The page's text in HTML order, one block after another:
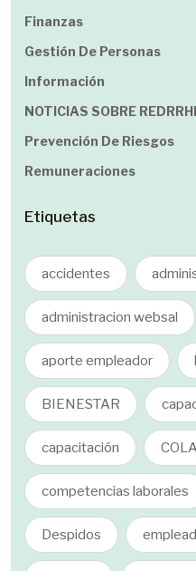
Finanzas
Gestión De Personas
Información
NOTICIAS SOBRE
Prevención De Riesgos
Remuneraciones
Etiquetas
accidentes
administracion websal
aporte empleador
BIENESTAR
capacitación
competencias laborales
Despidos